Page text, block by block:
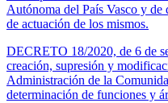
Autónoma del País Vasco y de
de actuación de los mismos.
DECRETO 18/2020, de 6 de
creación, supresión y
Administración de la
determinación de funciones y